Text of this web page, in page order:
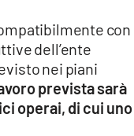
con
dell’ente
nei piani
prevista sarà
operai, di cui uno